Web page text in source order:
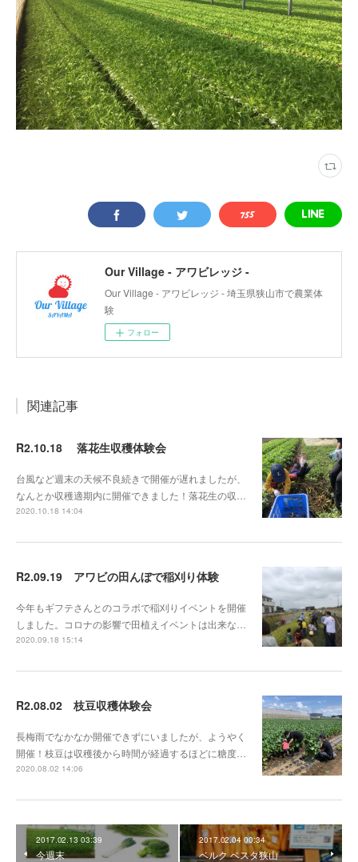
Our Village - アワビレッジ -
Our Village - アワビレッジ - 埼玉県狭山市で農業体
験
フォロー
関連記事
R2.10.18 落花生収穫体験会
台風など週末の天候不良続きで開催が遅れましたが、
なんとか収穫適期内に開催できました！落花生の収…
2020.10.18 14:04
R2.09.19 アワビの田んぼで稲刈り体験
今年もギフテさんとのコラボで稲刈りイベントを開催
しました。コロナの影響で田植えイベントは出来な…
2020.09.18 15:14
R2.08.02 枝豆収穫体験会
長梅雨でなかなか開催できずにいましたが、ようやく
開催！枝豆は収穫後から時間が経過するほどに糖度…
2020.08.02 14:06
2017.02.13 03:39
今週末
2017.02.04 00:34
ベルク ベスタ狭山